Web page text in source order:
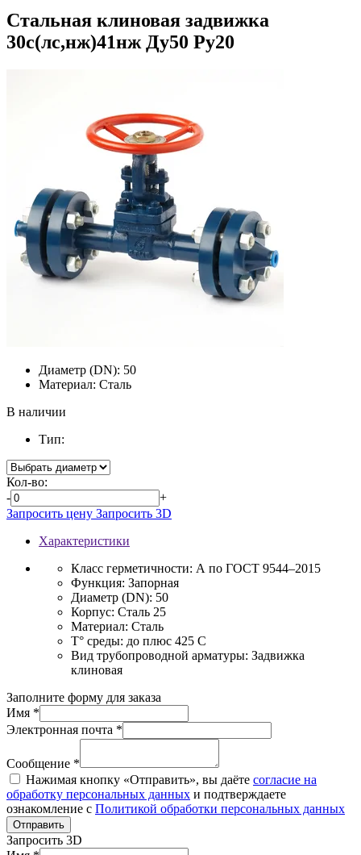
Стальная клиновая задвижка
30с(лс,нж)41нж Ду50 Ру20
Диаметр (DN): 50
Материал: Сталь
В наличии
Тип:
Кол-во:
-
+
Запросить цену Запросить 3D
Характеристики
Класс герметичности: А по ГОСТ 9544–2015
Функция: Запорная
Диаметр (DN): 50
Корпус: Сталь 25
Материал: Сталь
T° среды: до плюс 425 С
Вид трубопроводной арматуры: Задвижка
клиновая
Заполните форму для заказа
Имя *
Электронная почта *
Сообщение *
Нажимая кнопку «Отправить», вы даёте согласие на
обработку персональных данных и подтверждаете
ознакомление с Политикой обработки персональных данных
Отправить
Запросить 3D